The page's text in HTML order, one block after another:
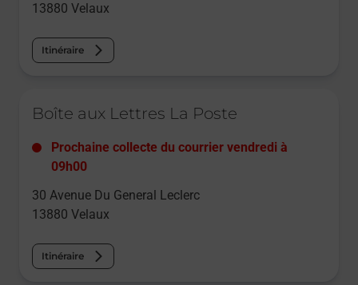
13880 Velaux
Itinéraire
Boîte aux Lettres La Poste
Prochaine collecte du courrier vendredi à
09h00
30 Avenue Du General Leclerc
13880 Velaux
Itinéraire